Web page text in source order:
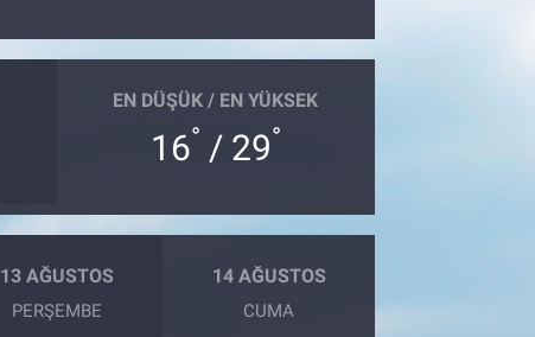
EN DÜŞÜK / EN YÜKSEK
16° / 29°
13 AĞUSTOS
PERŞEMBE
14 AĞUSTOS
CUMA